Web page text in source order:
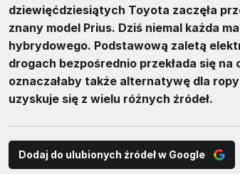
dziewięćdziesiątych Toyota zaczęła
znany model Prius. Dziś niemal każda
hybrydowego. Podstawową zaletą
drogach bezpośrednio przekłada się
oznaczałaby także alternatywę dla
uzyskuje się z wielu różnych źródeł.
Dodaj do ulubionych źródeł w Google